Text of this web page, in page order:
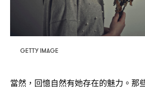
GETTY IMAGE
當然 ， 回憶自然有她存在的魅力。那